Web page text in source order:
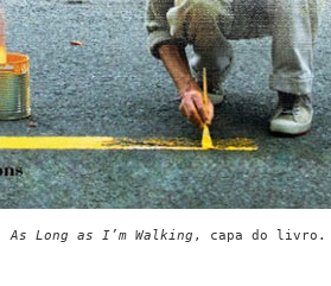
As Long as I’m Walking